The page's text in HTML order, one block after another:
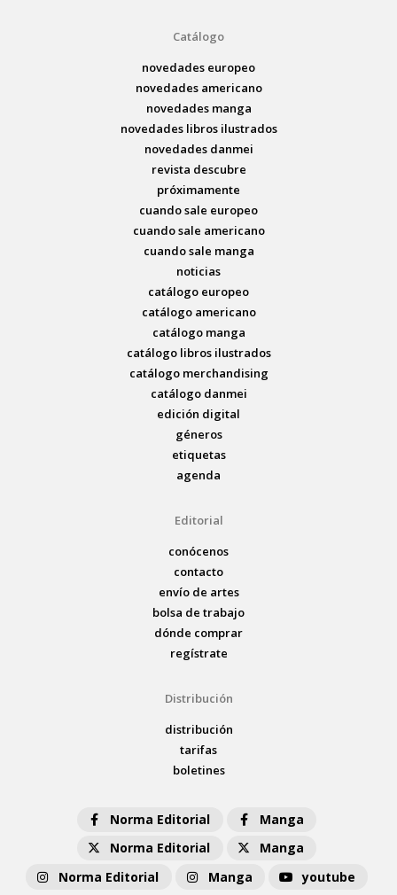
Catálogo
novedades europeo
novedades americano
novedades manga
novedades libros ilustrados
novedades danmei
revista descubre
próximamente
cuando sale europeo
cuando sale americano
cuando sale manga
noticias
catálogo europeo
catálogo americano
catálogo manga
catálogo libros ilustrados
catálogo merchandising
catálogo danmei
edición digital
géneros
etiquetas
agenda
Editorial
conócenos
contacto
envío de artes
bolsa de trabajo
dónde comprar
regístrate
Distribución
distribución
tarifas
boletines
Norma Editorial
Manga
Norma Editorial
Manga
Norma Editorial
Manga youtube